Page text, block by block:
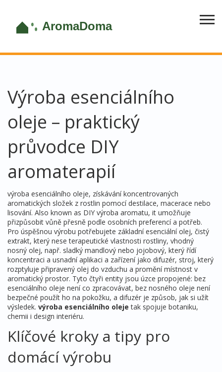
Výroba esenciálního
oleje – praktický
průvodce DIY
aromaterapií
výroba esenciálního oleje, získávání koncentrovaných
aromatických složek z rostlin pomocí destilace, macerace nebo
lisování. Also known as DIY výroba aromatu, it umožňuje
přizpůsobit vůně přesně podle osobních preferencí a potřeb.
Pro úspěšnou výrobu potřebujete základníesenciální olej, čistý
extrakt, který nese terapeutické vlastnosti rostliny, vhodný
nosný olej, např. sladký mandlový nebo jojobový, který řídí
koncentraci a usnadní aplikaci a zařízení jako difuzér, stroj, který
rozptyluje připravený olej do vzduchu a promění místnost v
aromatický prostor. Tyto čtyři entity jsou úzce propojené: bez
esenciálního oleje není co zpracovávat, bez nosného oleje není
bezpečné použít ho na pokožku, a difuzér je způsob, jak si užít
výsledek. výroba esenciálního oleje tak spojuje botaniku,
chemii i design interiéru.
Klíčové kroky a tipy pro
domácí výrobu